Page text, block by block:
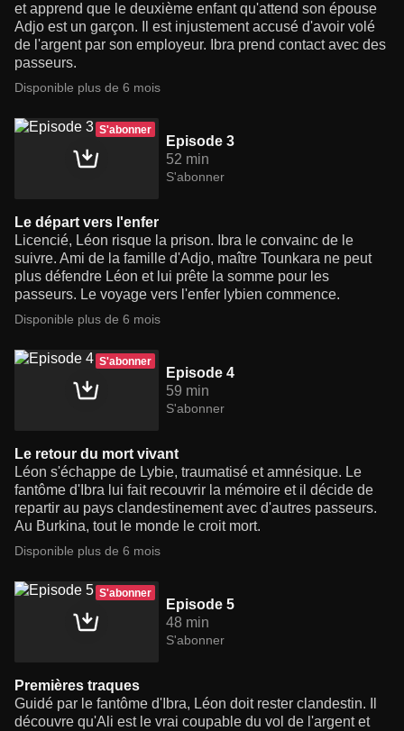
et apprend que le deuxième enfant qu'attend son épouse
Adjo est un garçon. Il est injustement accusé d'avoir volé
de l'argent par son employeur. Ibra prend contact avec des
passeurs.
Disponible plus de 6 mois
S'abonner
Episode 3
52 min
S'abonner
Le départ vers l'enfer
Licencié, Léon risque la prison. Ibra le convainc de le
suivre. Ami de la famille d'Adjo, maître Tounkara ne peut
plus défendre Léon et lui prête la somme pour les
passeurs. Le voyage vers l'enfer lybien commence.
Disponible plus de 6 mois
S'abonner
Episode 4
59 min
S'abonner
Le retour du mort vivant
Léon s'échappe de Lybie, traumatisé et amnésique. Le
fantôme d'Ibra lui fait recouvrir la mémoire et il décide de
repartir au pays clandestinement avec d'autres passeurs.
Au Burkina, tout le monde le croit mort.
Disponible plus de 6 mois
S'abonner
Episode 5
48 min
S'abonner
Premières traques
Guidé par le fantôme d'Ibra, Léon doit rester clandestin. Il
découvre qu'Ali est le vrai coupable du vol de l'argent et